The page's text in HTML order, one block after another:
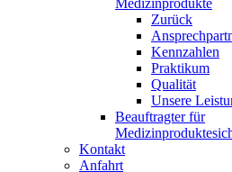
Medizinprodukte
Zurück
Kennzahlen
Praktikum
Qualität
Unsere
Beauftragter für
Kontakt
Anfahrt